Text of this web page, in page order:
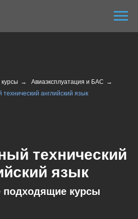
→ Авиаэксплуатация и БАС →
английский язык
технический
язык
подходящие курсы